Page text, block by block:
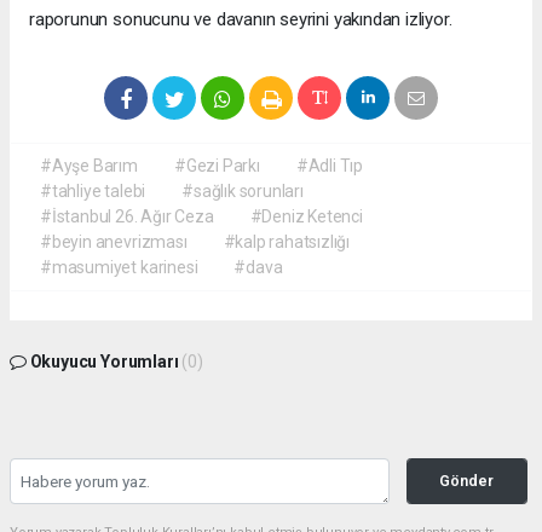
raporunun sonucunu ve davanın seyrini yakından izliyor.
#Ayşe Barım #Gezi Parkı
#Adli Tıp
#tahliye talebi
#sağlık sorunları
#İstanbul 26. Ağır Ceza
#Deniz Ketenci
#beyin anevrizması
#kalp rahatsızlığı
#masumiyet karinesi
#dava
Okuyucu Yorumları (0)
Gönder